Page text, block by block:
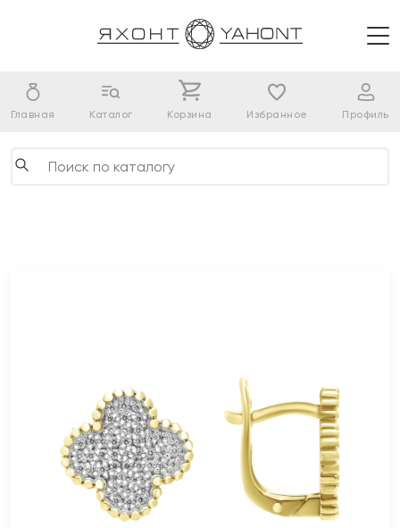
Главная Каталог Корзина Избранное Профиль